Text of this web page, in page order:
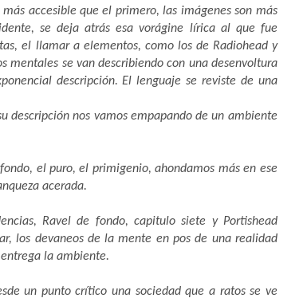
accesible que el primero, las imágenes son más
se deja atrás esa vorágine lírica al que fue
el llamar a elementos, como los de Radiohead y
mentales se van describiendo con una desenvoltura
descripción. El lenguaje se reviste de una
descripción nos vamos empapando de un ambiente
el puro, el primigenio, ahondamos más en ese
acerada.
Ravel de fondo, capitulo siete y Portishead
los devaneos de la mente en pos de una realidad
la ambiente.
un punto crítico una sociedad que a ratos se ve